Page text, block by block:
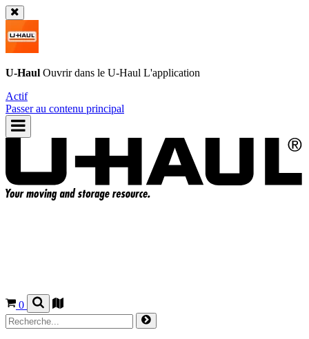
U-Haul Ouvrir dans le U-Haul L'application
Actif
Passer au contenu principal
0